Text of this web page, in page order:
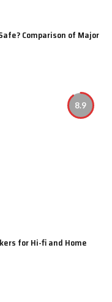
Comparison of Major
8.9
for Hi-fi and Home